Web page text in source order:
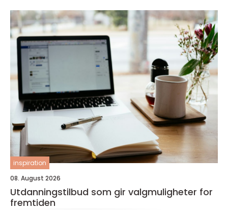
inspiration
08. August 2026
Utdanningstilbud som gir valgmuligheter for
fremtiden